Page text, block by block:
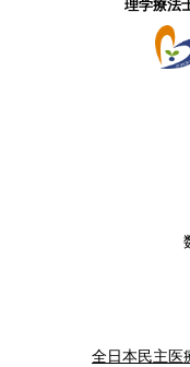
理学療法
全日本民主医